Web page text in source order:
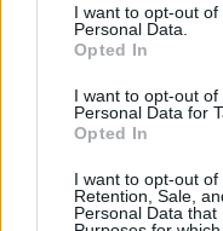
I want to opt-out
Personal Data.
Opted In
I want to opt-out
Personal Data for
Opted In
I want to opt-out of
Retention, Sale,
Personal Data
Lyon OU
Stade Francais